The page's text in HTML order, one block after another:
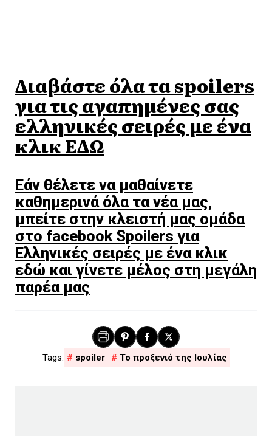
Διαβάστε όλα τα spoilers
για τις αγαπημένες σας
ελληνικές σειρές με ένα
κλικ ΕΔΩ
Εάν θέλετε να μαθαίνετε
καθημερινά όλα τα νέα μας,
μπείτε στην κλειστή μας ομάδα
στο facebook Spoilers για
Ελληνικές σειρές με ένα κλικ
εδώ και γίνετε μέλος στη μεγάλη
παρέα μας
spoiler Το προξενιό της Ιουλίας